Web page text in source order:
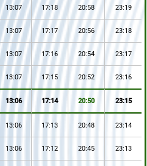
13:07 17:18 20:58 23:19
13:07 17:17 20:56 23:18
13:07 17:16 20:54 23:17
13:07 17:15 20:52 23:16
13:06 17:14 20:50 23:15
13:06 17:13 20:48 23:14
13:06 17:12 20:45 23:13